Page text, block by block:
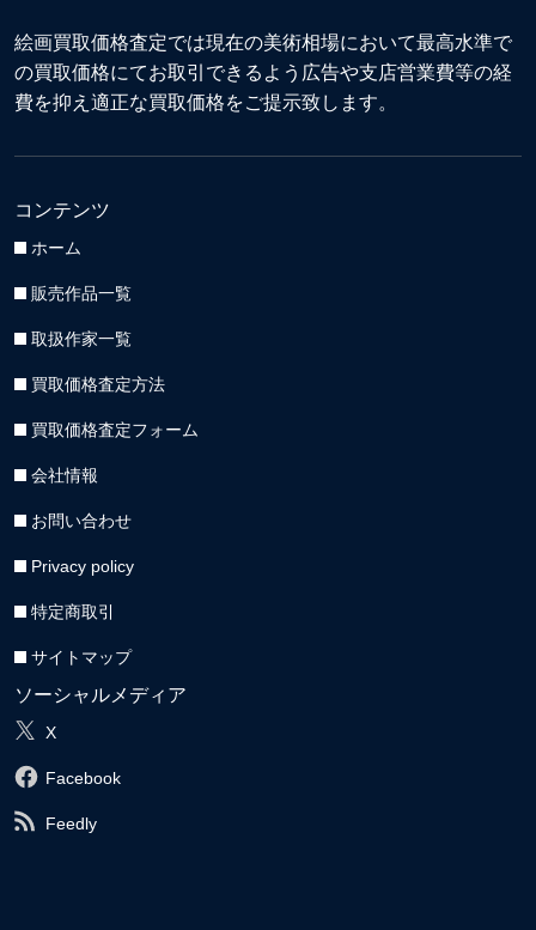
絵画買取価格査定では現在の美術相場において最高水準で
の買取価格にてお取引できるよう広告や支店営業費等の経
費を抑え適正な買取価格をご提示致します。
コンテンツ
ホーム
販売作品一覧
取扱作家一覧
買取価格査定方法
買取価格査定フォーム
会社情報
お問い合わせ
Privacy policy
特定商取引
サイトマップ
ソーシャルメディア
X
Facebook
Feedly